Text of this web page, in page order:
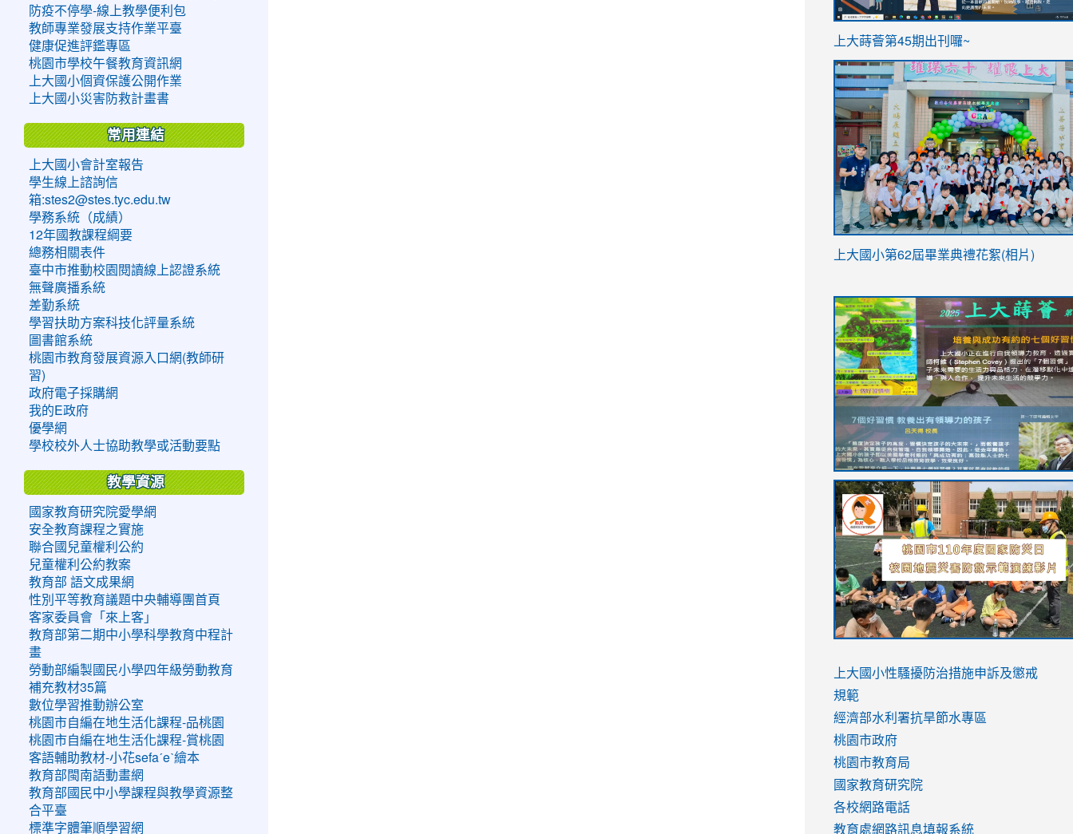
防疫不停學-線上教學便利包
教師專業發展支持作業平臺
健康促進評鑑專區
桃園市學校午餐教育資訊網
上大國小個資保護公開作業
上大國小災害防救計畫書
常用連結
上大國小會計室報告
學生線上諮詢信
箱:stes2@stes.tyc.edu.tw
學務系統（成績）
12年國教課程綱要
總務相關表件
臺中市推動校園閱讀線上認證系統
無聲廣播系統
差勤系統
學習扶助方案科技化評量系統
圖書館系統
桃園市教育發展資源入口網(教師研
習)
政府電子採購網
我的E政府
優學網
學校校外人士協助教學或活動要點
教學資源
國家教育研究院愛學網
安全教育課程之實施
聯合國兒童權利公約
兒童權利公約教案
教育部 語文成果網
性別平等教育議題中央輔導團首頁
客家委員會「來上客」
教育部第二期中小學科學教育中程計
畫
勞動部編製國民小學四年級勞動教育
補充教材35篇
數位學習推動辦公室
桃園市自編在地生活化課程-品桃園
桃園市自編在地生活化課程-賞桃園
客語輔助教材-小花sefaˊeˋ繪本
教育部閩南語動畫網
教育部國民中小學課程與教學資源整
合平臺
標準字體筆順學習網
ink
https://sites.google.com/stes.tyc.edu.tw/
link
https://sites.google.com/stes.tyc.edu.tw/
上大蒔薈第45期出刊囉~
link
YfDQppRvyMk686kIw6SBbssEIZ6WnT/
usp=sharing
上大國小第62屆畢業典禮花絮(相片)
to
https://drive.google.com/file/d/1I-
YfDQppRvyMk686kIw6SBbssEIZ6WnT/
usp=sharing
to
https://sites.google.com/stes.tyc.edu.tw/
link
to
https://sites.google.com/stes.tyc.edu.tw/
link
to
https://drive.google.com/file/d/
usp=sharing
link
to
https://youtu.be/jJOMVWY3-
8M
link
to
https://drive.google.com/file/d/
usp=sharing
to
https://www.youtube.com/watch?
v=hC_gdZndU9s
to
https://www.youtube.com/watch?
v=hC_gdZndU9s
link
to
https://www.youtube.com/watch?
v=mfpNykQ0g4M
上大國小性騷擾防治措施申訴及懲戒
規範
經濟部水利署抗旱節水專區
桃園市政府
桃園市教育局
國家教育研究院
各校網路電話
教育處網路訊息填報系統